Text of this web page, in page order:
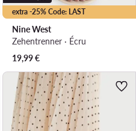
extra -25% Code: LAST
Nine West
Zehentrenner · Écru
19,99€